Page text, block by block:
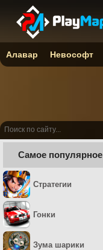
Самое популярное
Стратегии
Гонки
Зума шарики
Алавар Невософт